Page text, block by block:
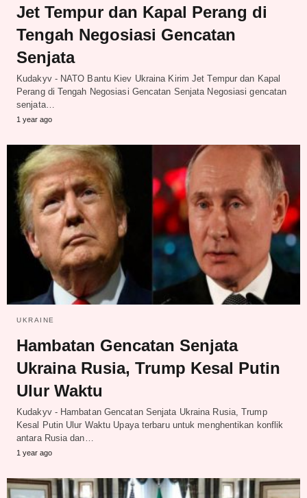
Jet Tempur dan Kapal Perang di
Tengah Negosiasi Gencatan
Senjata
Kudakyv - NATO Bantu Kiev Ukraina Kirim Jet Tempur dan Kapal
Perang di Tengah Negosiasi Gencatan Senjata Negosiasi gencatan
senjata…
1 year ago
UKRAINE
Hambatan Gencatan Senjata
Ukraina Rusia, Trump Kesal Putin
Ulur Waktu
Kudakyv - Hambatan Gencatan Senjata Ukraina Rusia, Trump
Kesal Putin Ulur Waktu Upaya terbaru untuk menghentikan konflik
antara Rusia dan…
1 year ago